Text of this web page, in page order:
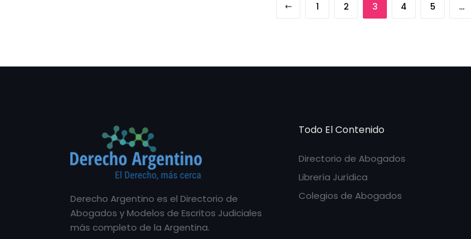
1 2 3 4 5 …
Derecho Argentino es el Directorio de
Abogados y Modelos de Escritos Judiciales
más completo de la Argentina.
Todo El Contenido
Directorio de Abogados
Librería Jurídica
Colegios de Abogados